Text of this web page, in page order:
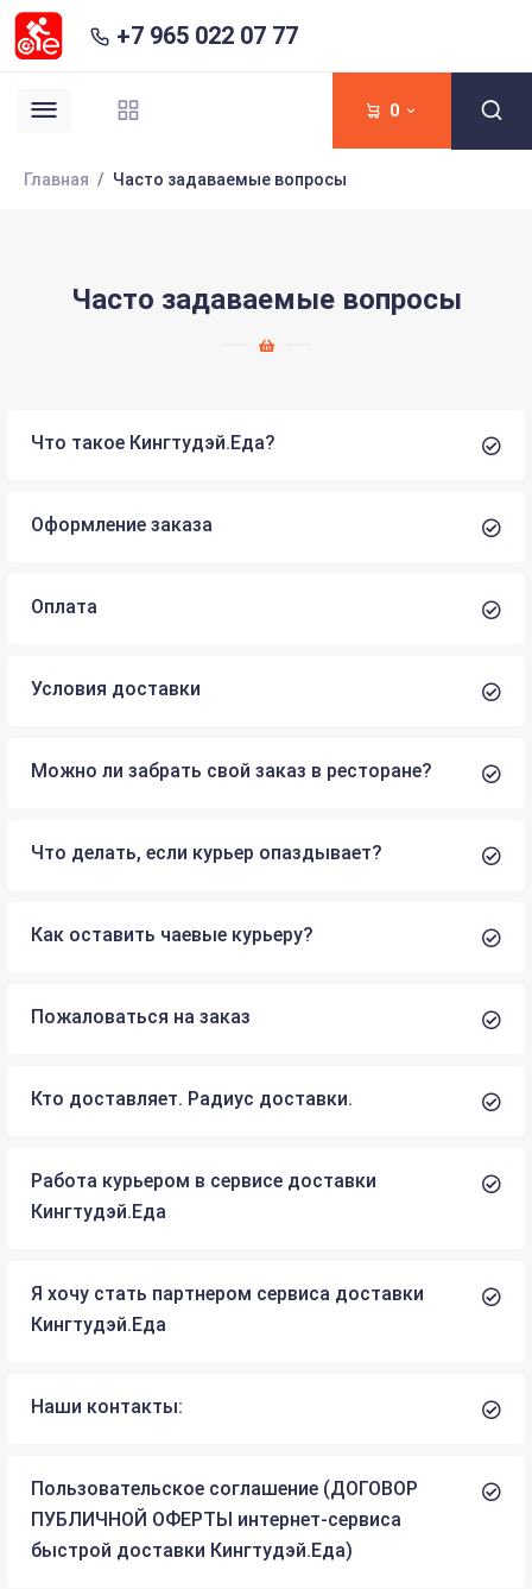
+7 965 022 07 77
0
Главная Часто задаваемые вопросы
Часто задаваемые вопросы
Что такое Кингтудэй.Еда?
Оформление заказа
Оплата
Условия доставки
Можно ли забрать свой заказ в ресторане?
Что делать, если курьер опаздывает?
Как оставить чаевые курьеру?
Пожаловаться на заказ
Кто доставляет. Радиус доставки.
Работа курьером в сервисе доставки
Кингтудэй.Еда
Я хочу стать партнером сервиса доставки
Кингтудэй.Еда
Наши контакты:
Пользовательское соглашение (ДОГОВОР
ПУБЛИЧНОЙ ОФЕРТЫ интернет-сервиса
быстрой доставки Кингтудэй.Еда)